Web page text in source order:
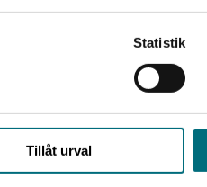
Statistik
Tillåt urval
- som hoppas